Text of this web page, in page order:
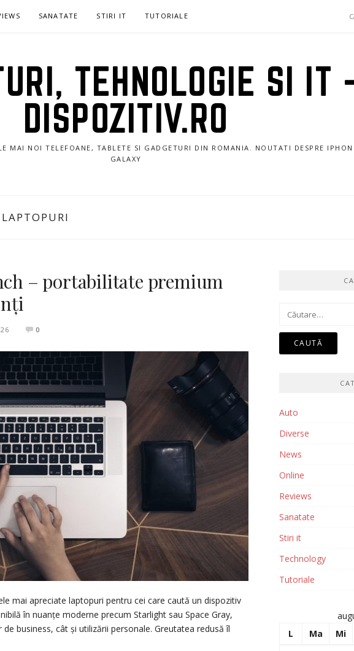
SANATATE STIRI IT TUTORIALE
TEHNOLOGIE SI IT
DISPOZITIV.RO
MAI NOI TELEFOANE, TABLETE SI GADGETURI DIN ROMANIA. NOUTATI DESPRE
GALAXY
– portabilitate premium
0
mai apreciate laptopuri pentru cei care caută un dispozitiv
în nuanțe moderne precum Starlight sau Space Gray,
business, cât și utilizării personale. Greutatea redusă îl
Caută
Auto
Diverse
News
Online
Reviews
Sanatate
Stiri it
Technology
Tutoriale
L
Ma Mi